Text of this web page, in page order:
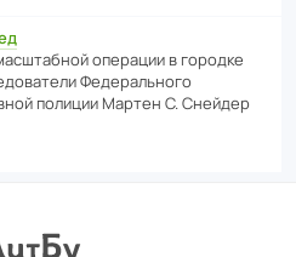
операции в городке
Феде­раль­ного
полиции Мартен С. Снейдер